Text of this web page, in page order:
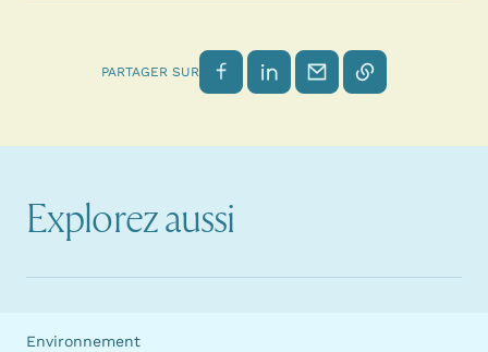
PARTAGER SUR Partager sur Facebook
Partager sur LinkedIn
Envoyer par email
Copier le lien
Explorez aussi
Environnement